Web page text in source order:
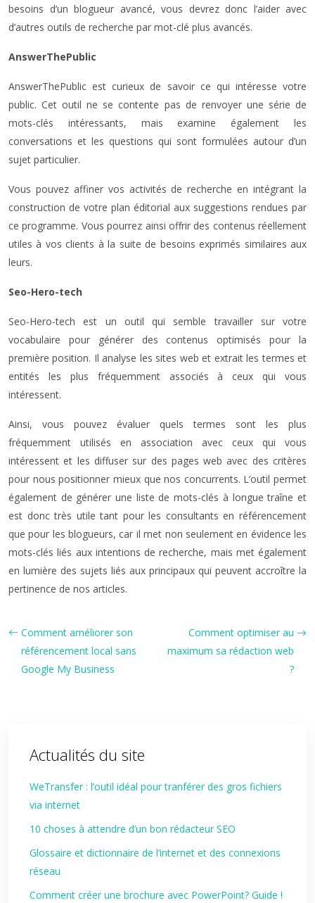
besoins d’un blogueur avancé, vous devrez donc l’aider avec
d’autres outils de recherche par mot-clé plus avancés.
AnswerThePublic
AnswerThePublic est curieux de savoir ce qui intéresse votre
public. Cet outil ne se contente pas de renvoyer une série de
mots-clés intéressants, mais examine également les
conversations et les questions qui sont formulées autour d’un
sujet particulier.
Vous pouvez affiner vos activités de recherche en intégrant la
construction de votre plan éditorial aux suggestions rendues par
ce programme. Vous pourrez ainsi offrir des contenus réellement
utiles à vos clients à la suite de besoins exprimés similaires aux
leurs.
Seo-Hero-tech
Seo-Hero-tech est un outil qui semble travailler sur votre
vocabulaire pour générer des contenus optimisés pour la
première position. Il analyse les sites web et extrait les termes et
entités les plus fréquemment associés à ceux qui vous
intéressent.
Ainsi, vous pouvez évaluer quels termes sont les plus
fréquemment utilisés en association avec ceux qui vous
intéressent et les diffuser sur des pages web avec des critères
pour nous positionner mieux que nos concurrents. L’outil permet
également de générer une liste de mots-clés à longue traîne et
est donc très utile tant pour les consultants en référencement
que pour les blogueurs, car il met non seulement en évidence les
mots-clés liés aux intentions de recherche, mais met également
en lumière des sujets liés aux principaux qui peuvent accroître la
pertinence de nos articles.
Comment améliorer son
référencement local sans
Google My Business
Comment optimiser au
maximum sa rédaction web
?
Actualités du site
WeTransfer : l’outil idéal pour tranférer des gros fichiers
via internet
10 choses à attendre d’un bon rédacteur SEO
Glossaire et dictionnaire de l’internet et des connexions
réseau
Comment créer une brochure avec PowerPoint? Guide !